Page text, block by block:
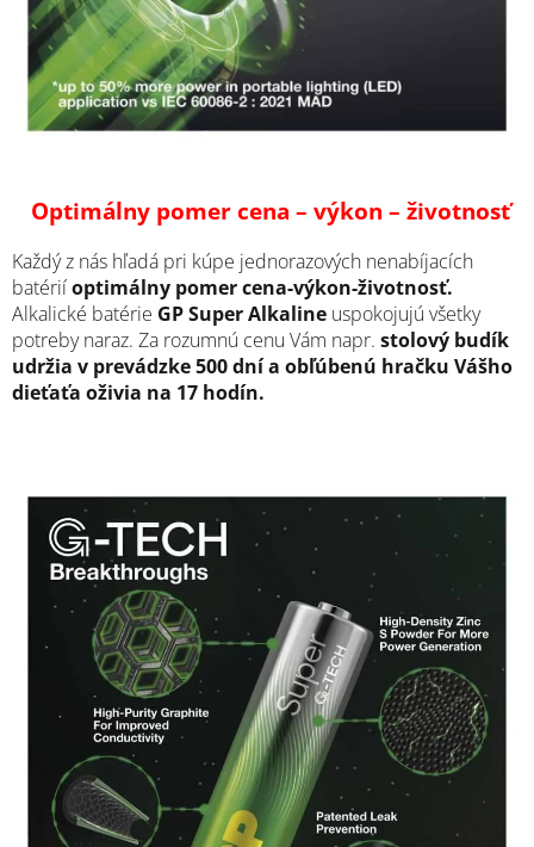
Optimálny pomer cena – výkon – životnosť
Každý z nás hľadá pri kúpe jednorazových nenabíjacích
batériíoptimálny pomer cena-výkon-životnosť.
Alkalické batérie GP Super Alkaline uspokojujú všetky
potreby naraz. Za rozumnú cenu Vám napr. stolový budík
udržia v prevádzke 500 dní a obľúbenú hračku Vášho
dieťaťa oživia na 17 hodín.